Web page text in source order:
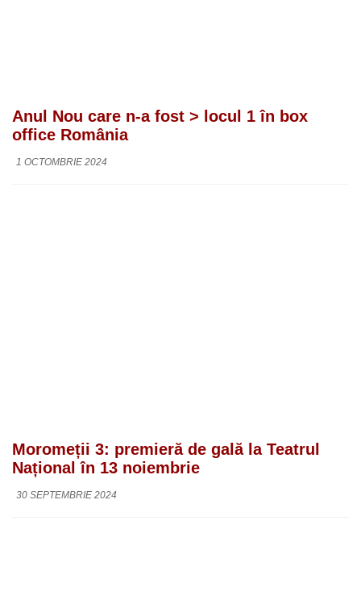
Anul Nou care n-a fost > locul 1 în box
office România
1 OCTOMBRIE 2024
Moromeții 3: premieră de gală la Teatrul
Național în 13 noiembrie
30 SEPTEMBRIE 2024